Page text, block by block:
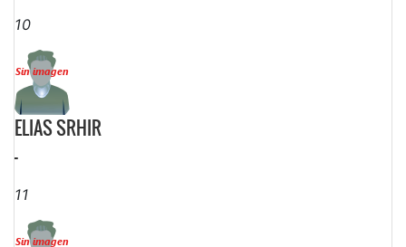
10
ELIAS SRHIR
-
11